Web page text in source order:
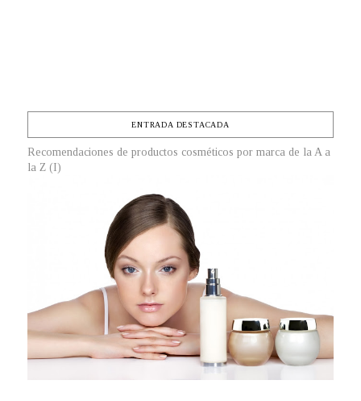
ENTRADA DESTACADA
Recomendaciones de productos cosméticos por marca de la A a
la Z (I)